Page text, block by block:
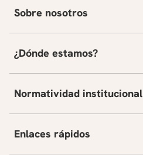
Sobre nosotros
¿Dónde estamos?
Normatividad institucional
Enlaces rápidos